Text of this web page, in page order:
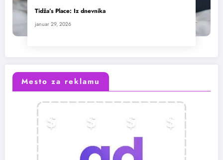
Tidža’s Place: Iz dnevnika
januar 29, 2026
Mesto za reklamu